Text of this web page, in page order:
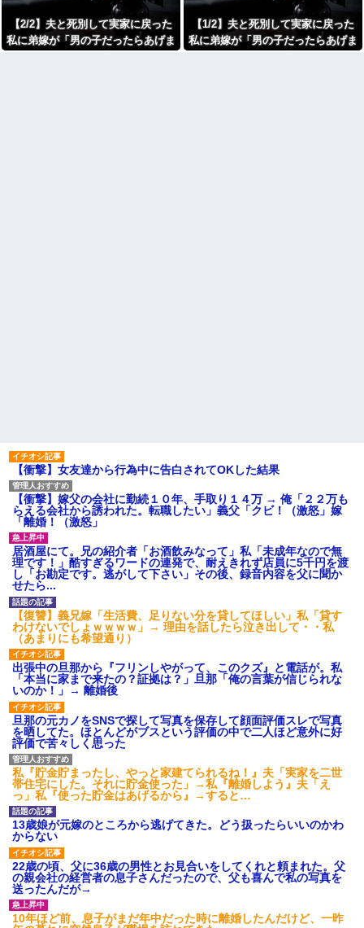
ゃん、可愛過ぎてワイらにブッ
刺さりまくりw w w w w w
【衝撃】浅田真央ちゃんの婚
活条件がこちら←むしろコレは
私「初めて飲む味だけどなん
のお茶？」彼「ちっ！」私「」
【GIF】JSのカンチョーワロ
タ
後続車にクラクションを鳴ら
され彼氏が逆切れ。「何クラク
ション鳴らしてんだ！降りてこ
いよ！」と怒鳴りだし...
【衝撃】報酬100万円超の治験
募集がこちらｗｗｗｗｗ(※画像
あり)
【ネット騒然】惨殺されたタ
ワマン頂き女子のこの動画、す
げえええええｗｗｗｗｗｗｗｗ
ｗｗｗ
【愕然】白のクラウン俺氏、
高速道路左車線を制限速度で走
った結果wwwwwwwwwwww
百年の恋12-899 食べた量を
張り合ってくる
【悲報】佐藤輝明・・・２軍
でも盛大にやらかす←あまり悲
しませないでくれ
が「それは自業自得」と呆れて
しまい…
【呆然】 兄が『結婚したい』
と連れて来た女忄生がアレルギ
先生から電話があったんだけ
て～」と何度も言ってたのが耳
に残ってしまった
【2/2】夫と死別して実家に戻った
私に弟嫁が「男の子だったらあげま
【1/2】夫と死別して実家に戻った
私に弟嫁が「男の子だったらあげま
【衝撃】女友達から行為中に告白されてOKした結果
【衝撃】嫁父の会社に勤続１０年、手取り１４万 → 俺「２２万も
らえる会社から誘われた。転職したい」義父「クビ！（激怒」嫁
「離婚！（激怒」
居酒屋にて。兄の紹介者「お酒飲みなって」私「未成年なので無
理です！」酷すぎるワードの連発で、耐えきれず店員に5千円を渡
し「お勘定です。逃がして下さい」その後、録音内容を父に聞か
せたら...
【復讐】義兄嫁「生活費、足りない分を貸してほしい」私「貸す
わけないでしょｗｗｗｗ」→ 理由を話したら泣き出して・・私
（あまりにも希望通り）
出張中の旦那から『フリンしやがって、このクズ』と電話が。私
「本当に家まで来たの？証拠は？」旦那「俺の言葉が信じられな
いのか！」→ 離婚後
旦那の元カノをSNSで探して写真を保存して顔面評価スレで写真
を晒してた。ほとんどがブスという評価の中で二人ほど意外に好
評価で苦々しく思った
私『貯金貯まったし、やっと家建てられるね！』夫「実家を二世
帯住宅にした。それに貯金使った」→私『離婚しよう』夫「え
っ」私『使った貯金はあげるから』→すると…
13歳娘が元嫁のところから逃げてきた。どう扱ったらいいのかわ
からない
22歳の頃、父に36歳の男性とお見合いをしてくれと頼まれた。父
の親会社の経営者の息子さんだったので、父も喜んで私の写真を
送ったんだが→
10年ほど前、息子がまだ年中だった時に離婚したんだけど、一昨